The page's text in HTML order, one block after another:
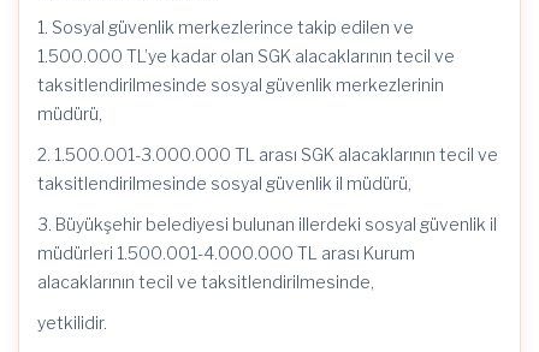
1. Sosyal güvenlik merkezlerince takip edilen ve
1.500.000 TL’ye kadar olan SGK alacaklarının tecil ve
taksitlendirilmesinde sosyal güvenlik merkezlerinin
müdürü,
2. 1.500.001-3.000.000 TL arası SGK alacaklarının tecil ve
taksitlendirilmesinde sosyal güvenlik il müdürü,
3. Büyükşehir belediyesi bulunan illerdeki sosyal güvenlik il
müdürleri 1.500.001-4.000.000 TL arası Kurum
alacaklarının tecil ve taksitlendirilmesinde,
yetkilidir.